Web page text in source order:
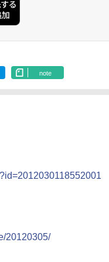
note
20120305/